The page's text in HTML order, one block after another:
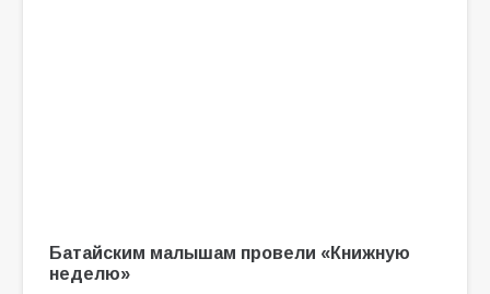
Батайским малышам провели «Книжную
неделю»